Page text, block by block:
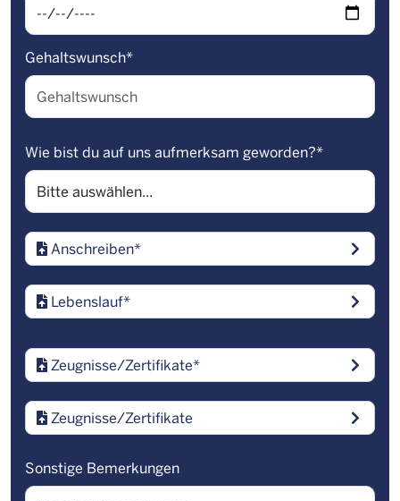
Gehaltswunsch*
Wie bist du auf uns aufmerksam geworden?*
Anschreiben*
Lebenslauf*
Zeugnisse/Zertifikate*
Zeugnisse/Zertifikate
Sonstige Bemerkungen